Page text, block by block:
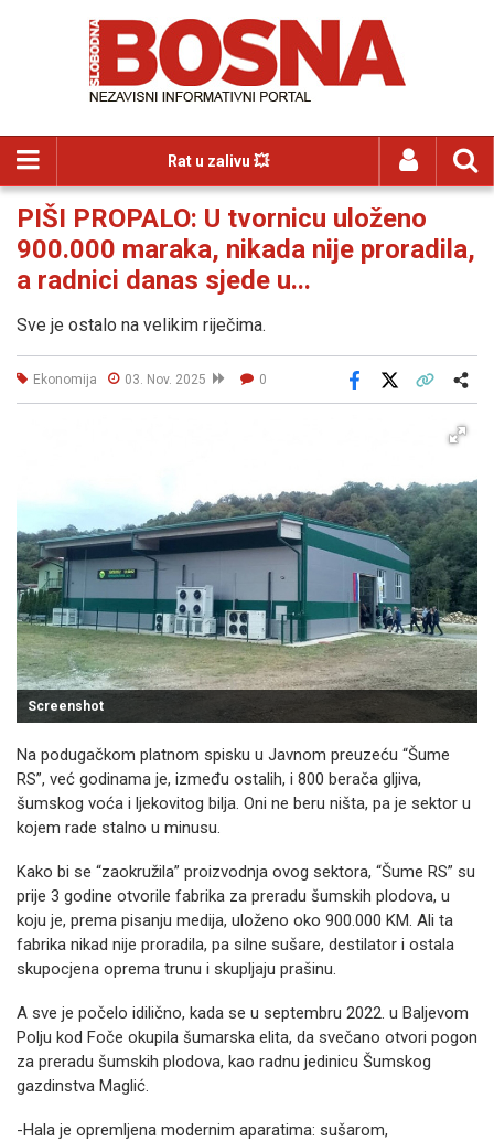
Rat u zalivu 💥
PIŠI PROPALO: U tvornicu uloženo
900.000 maraka, nikada nije proradila,
a radnici danas sjede u...
Sve je ostalo na velikim riječima.
Ekonomija 03. Nov. 2025 0
Facebook
Screenshot
Na podugačkom platnom spisku u Javnom preuzeću “Šume
RS”, već godinama je, između ostalih, i 800 berača gljiva,
šumskog voća i ljekovitog bilja. Oni ne beru ništa, pa je sektor u
kojem rade stalno u minusu.
Kako bi se “zaokružila” proizvodnja ovog sektora, “Šume RS” su
prije 3 godine otvorile fabrika za preradu šumskih plodova, u
koju je, prema pisanju medija, uloženo oko 900.000 KM. Ali ta
fabrika nikad nije proradila, pa silne sušare, destilator i ostala
skupocjena oprema trunu i skupljaju prašinu.
A sve je počelo idilično, kada se u septembru 2022. u Baljevom
Polju kod Foče okupila šumarska elita, da svečano otvori pogon
za preradu šumskih plodova, kao radnu jedinicu Šumskog
gazdinstva Maglić.
-Hala je opremljena modernim aparatima: sušarom,